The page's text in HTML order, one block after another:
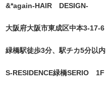
&*again-HAIR DESIGN-
大阪府大阪市東成区中本3-17-6
緑橋駅徒歩3分、駅チカ5分以内
S-RESIDENCE緑橋SERIO 1F